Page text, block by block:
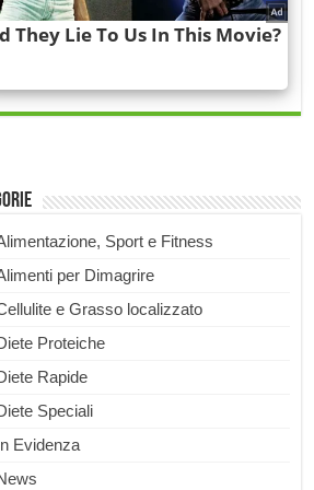
Sport e Fitness
per Dimagrire
e Grasso localizzato
Proteiche
Rapide
Speciali
Evidenza